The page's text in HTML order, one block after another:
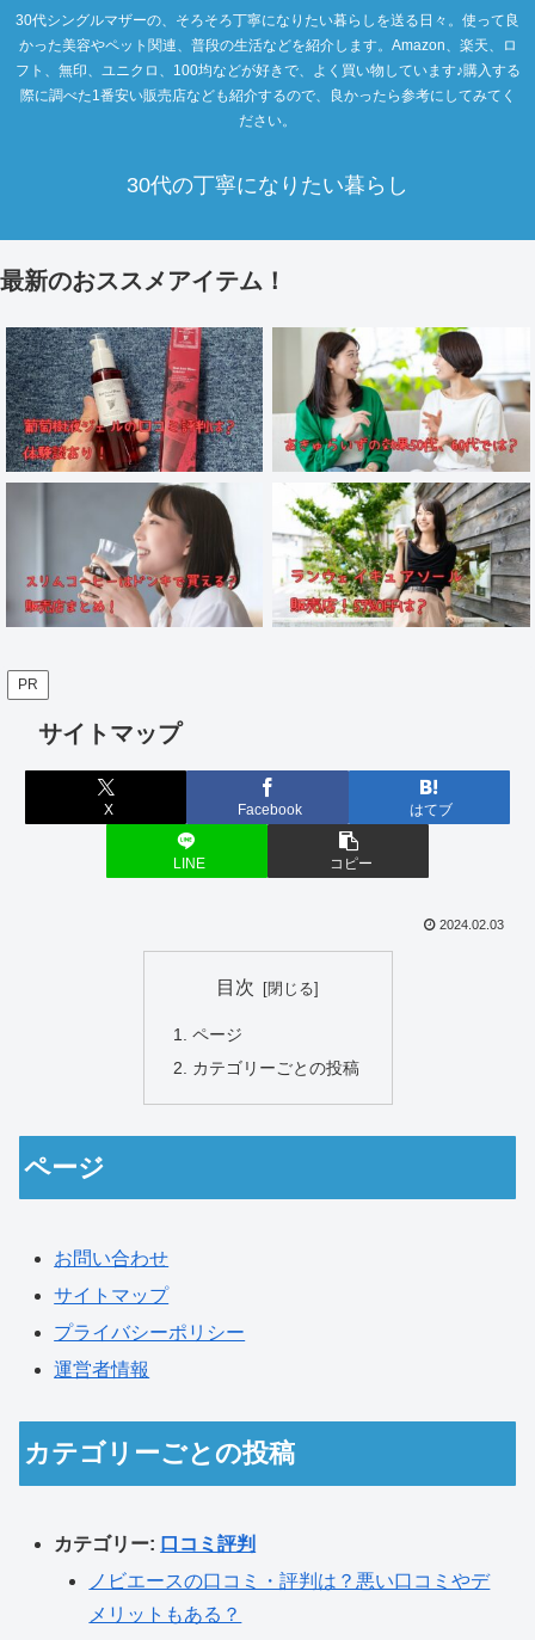
30代シングルマザーの、そろそろ丁寧になりたい暮らしを送る日々。使って良
かった美容やペット関連、普段の生活などを紹介します。Amazon、楽天、ロ
フト、無印、ユニクロ、100均などが好きで、よく買い物しています♪購入する
際に調べた1番安い販売店なども紹介するので、良かったら参考にしてみてく
ださい。
30代の丁寧になりたい暮らし
最新のおススメアイテム！
PR
サイトマップ
X Facebook はてブ
LINE コピー
2024.02.03
目次
ページ
カテゴリーごとの投稿
ページ
お問い合わせ
サイトマップ
プライバシーポリシー
運営者情報
カテゴリーごとの投稿
カテゴリー: 口コミ評判
ノビエースの口コミ・評判は？悪い口コミやデ
メリットもある？